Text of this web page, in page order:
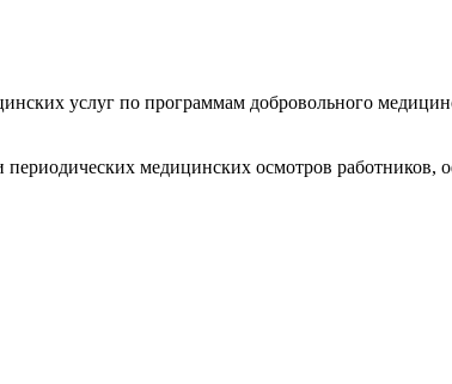
услуг по программам добровольного
медицинских осмотров работников,